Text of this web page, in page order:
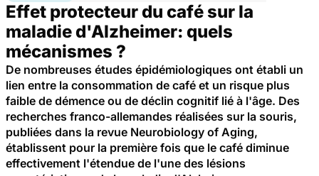
Effet protecteur du café sur la
maladie d'Alzheimer: quels
mécanismes ?
De nombreuses études épidémiologiques ont établi un
lien entre la consommation de café et un risque plus
faible de démence ou de déclin cognitif lié à l'âge. Des
recherches franco-allemandes réalisées sur la souris,
publiées dans la revue Neurobiology of Aging,
établissent pour la première fois que le café diminue
effectivement l'étendue de l'une des lésions